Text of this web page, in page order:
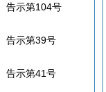
告示第104号
告示第39号
告示第41号